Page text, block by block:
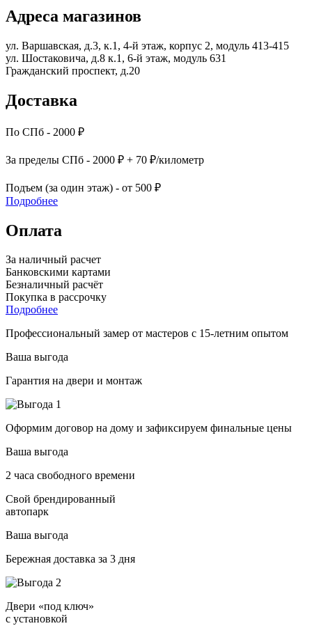
Адреса магазинов
ул. Варшавская, д.3, к.1, 4-й этаж, корпус 2, модуль 413-415
ул. Шостаковича, д.8 к.1, 6-й этаж, модуль 631
Гражданский проспект, д.20
Доставка
По СПб - 2000 ₽
За пределы СПб - 2000 ₽ + 70 ₽/километр
Подъем (за один этаж) - от 500 ₽
Подробнее
Оплата
За наличный расчет
Банковскими картами
Безналичный расчёт
Покупка в рассрочку
Подробнее
Профессиональный замер от мастеров с 15-летним опытом
Ваша выгода
Гарантия на двери и монтаж
Оформим договор на дому и зафиксируем финальные цены
Ваша выгода
2 часа свободного времени
Свой брендированный
автопарк
Ваша выгода
Бережная доставка за 3 дня
Двери «под ключ»
с установкой